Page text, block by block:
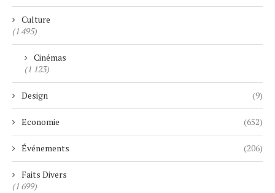
Culture
(1 495)
Cinémas
(1 123)
Design (9)
Economie (652)
Événements (206)
Faits Divers
(1 699)